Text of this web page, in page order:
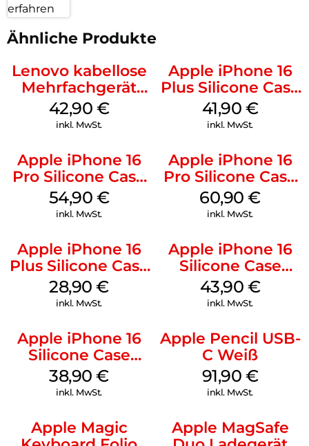
erfahren
Ähnliche Produkte
Lenovo kabellose
Mehrfachgerät
Luna Grey
42,90 €
inkl. MwSt.
Apple iPhone 16
Plus Silicone Case
MagSafe Stone
Gray
41,90 €
inkl. MwSt.
Apple iPhone 16
Pro Silicone Case
MagSafe Black
54,90 €
inkl. MwSt.
Apple iPhone 16
Pro Silicone Case
MagSafe Stone
Gray
60,90€
inkl. MwSt.
Apple iPhone 16
Plus Silicone Case
MagSafe Black
28,90€
inkl. MwSt.
Apple iPhone 16
Silicone Case
MagSafe Plum
43,90 €
inkl. MwSt.
Apple iPhone 16
Silicone Case
MagSafe
Ultramarine
38,90€
inkl. MwSt.
Apple Pencil USB-
C Weiß
91,90 €
inkl. MwSt.
Apple Magic
Apple MagSafe